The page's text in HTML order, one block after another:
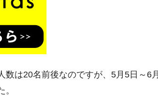
数は20名前後なのですが、5月5日～6